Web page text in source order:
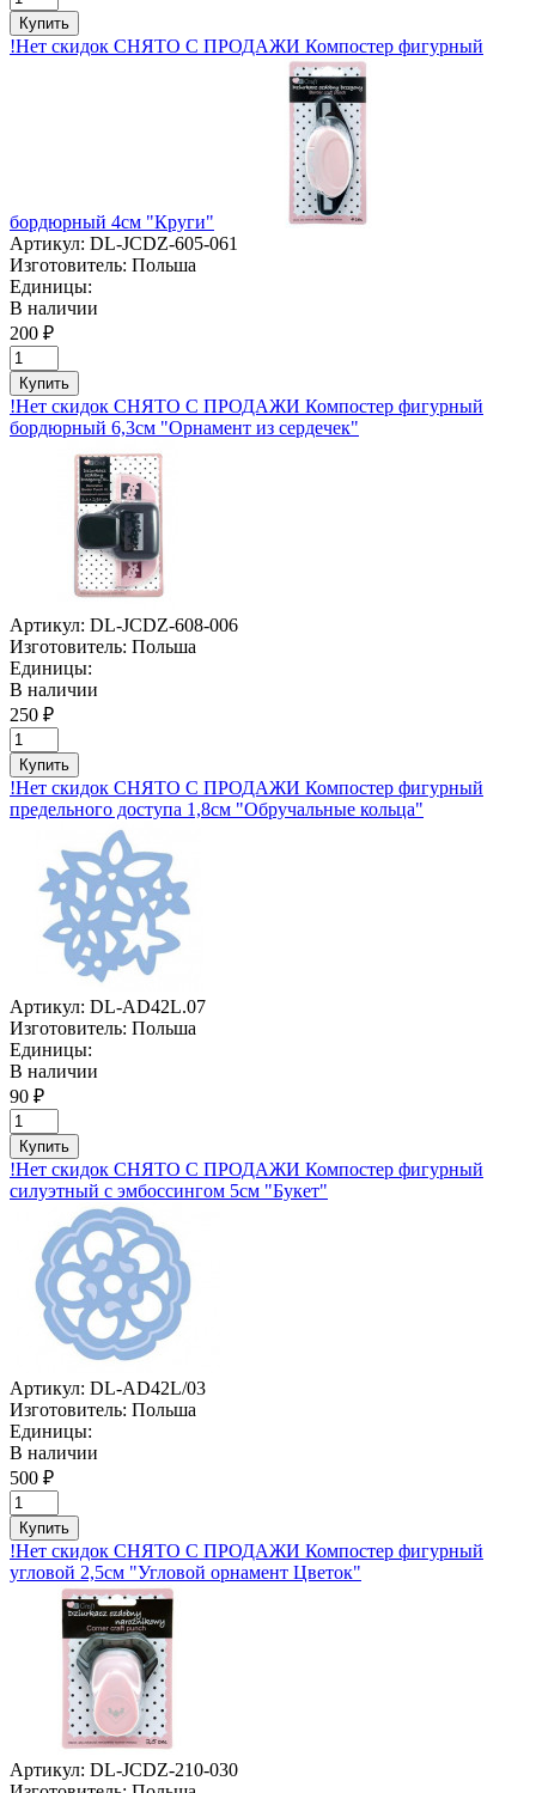
Купить
!Нет скидок СНЯТО С ПРОДАЖИ Компостер фигурный
бордюрный 4см "Круги"
Артикул: DL-JCDZ-605-061
Изготовитель: Польша
Единицы:
В наличии
200 ₽
Купить
!Нет скидок СНЯТО С ПРОДАЖИ Компостер фигурный
бордюрный 6,3см "Орнамент из сердечек"
Артикул: DL-JCDZ-608-006
Изготовитель: Польша
Единицы:
В наличии
250 ₽
Купить
!Нет скидок СНЯТО С ПРОДАЖИ Компостер фигурный
предельного доступа 1,8см "Обручальные кольца"
Артикул: DL-AD42L.07
Изготовитель: Польша
Единицы:
В наличии
90 ₽
Купить
!Нет скидок СНЯТО С ПРОДАЖИ Компостер фигурный
силуэтный с эмбоссингом 5см "Букет"
Артикул: DL-AD42L/03
Изготовитель: Польша
Единицы:
В наличии
500 ₽
Купить
!Нет скидок СНЯТО С ПРОДАЖИ Компостер фигурный
угловой 2,5см "Угловой орнамент Цветок"
Артикул: DL-JCDZ-210-030